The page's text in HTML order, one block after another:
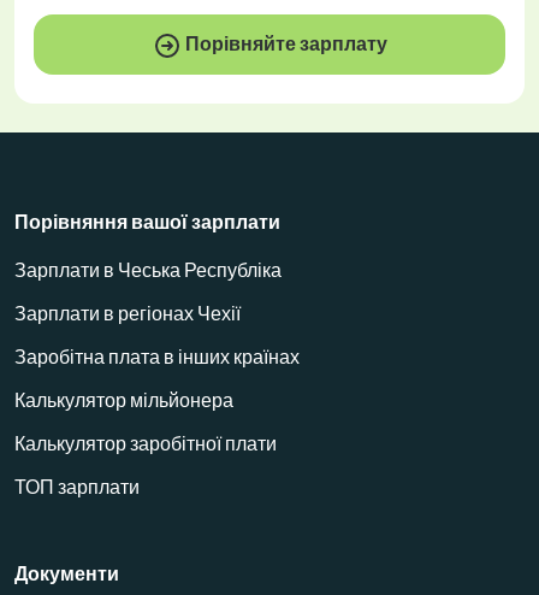
Порівняйте зарплату
Порівняння вашої зарплати
Зарплати в Чеська Республіка
Зарплати в регіонах Чехії
Заробітна плата в інших країнах
Калькулятор мільйонера
Калькулятор заробітної плати
ТОП зарплати
Документи